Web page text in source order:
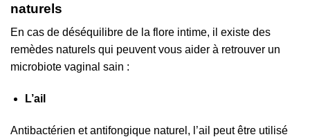
naturels
En cas de déséquilibre de la flore intime, il existe des
remèdes naturels qui peuvent vous aider à retrouver un
microbiote vaginal sain :
L’ail
Antibactérien et antifongique naturel, l’ail peut être utilisé